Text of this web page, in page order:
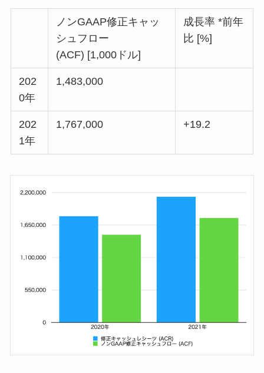
ノンGAAP修正キャッ
シュフロー
(ACF) [1,000ドル]
成長率 *前年
比 [%]
202
0年
1,483,000
202
1年
1,767,000 +19.2